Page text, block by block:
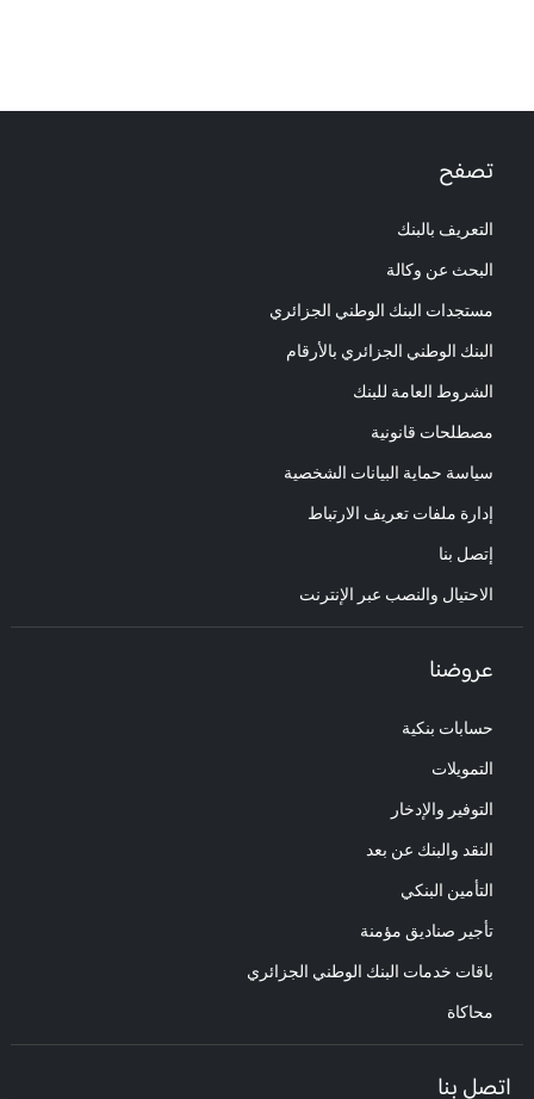
تصفح
التعريف بالبنك
البحث عن وكالة
مستجدات البنك الوطني الجزائري
البنك الوطني الجزائري بالأرقام
الشروط العامة للبنك
مصطلحات قانونية
سياسة حماية البيانات الشخصية
إدارة ملفات تعريف الارتباط
إتصل بنا
الاحتيال والنصب عبر الإنترنت
عروضنا
حسابات بنكية
التمويلات
التوفير والإدخار
النقد والبنك عن بعد
التأمين البنكي
تأجير صناديق مؤمنة
باقات خدمات البنك الوطني الجزائري
محاكاة
اتصل بنا